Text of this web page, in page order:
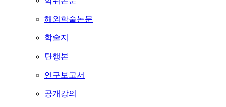
해외학술논문
학술지
단행본
연구보고서
공개강의